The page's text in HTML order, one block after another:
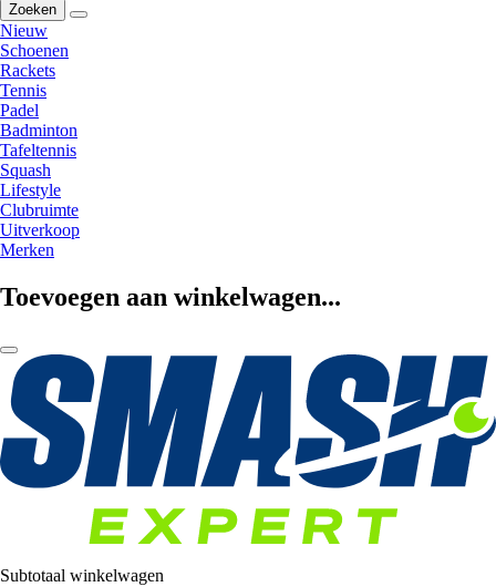
Zoeken
Nieuw
Schoenen
Rackets
Tennis
Padel
Badminton
Tafeltennis
Squash
Lifestyle
Clubruimte
Uitverkoop
Merken
Toevoegen aan winkelwagen...
Subtotaal winkelwagen